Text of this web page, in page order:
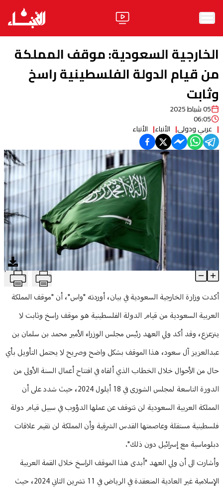
الأخبار
ثقافة ومجتمع
منوعات
آراء
فيديو
مواقف
وليد جنبلاط
الحزب
ابحث
الخارجية السعودية: موقف المملكة
من قيام الدولة الفلسطينية راسخ
وثابت
05 شباط 2025
06:05
عربي ودولي الأنباء الأنباء
الخارجية السعودية: موقف المملكة من قيام الدولة الفلسطينية T
Article Content
أكدت وزارة الخارجية السعودية في بيان، أوردته "واس"، أن "موقف المملكة
العربية السعودية من قيام الدولة الفلسطينية هو موقف راسخ وثابت لا
يتزعزع، وقد أكد ولي العهد رئيس مجلس الوزراء الأمير محمد بن سلمان بن
عبدالعزيز آل سعود، هذا الموقف بشكل واضح وصريح لا يحتمل التأويل بأي
حال من الأحوال خلال الخطاب الذي ألقاه في افتتاح أعمال السنة الأولى من
الدورة التاسعة لمجلس الشورى في 18 أيلول 2024، حيث شدد على أن
المملكة العربية السعودية لن تتوقف عن عملها الدؤوب في سبيل قيام دولة
فلسطينية مستقلة وعاصمتها القدس الشرقية وأن المملكة لن تقيم علاقات
دبلوماسية مع إسرائيل دون ذلك".
وأشارت الى أن ولي العهد "أبدى هذا الموقف الراسخ خلال القمة العربية
الإسلامية غير العادية المنعقدة في الرياض في 11 تشرين الثاني 2024، حيث